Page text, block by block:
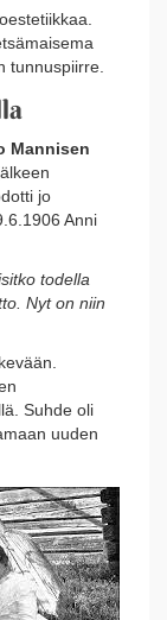
tunnuspiirre.
Mannisen
jo
Anni
todella
Nyt on niin
Suhde oli
uuden